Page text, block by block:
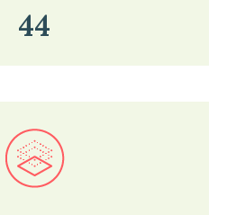
44
onze kaartviewer